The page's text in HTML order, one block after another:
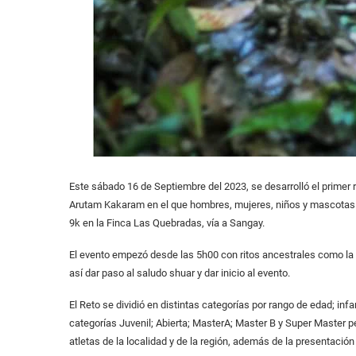
Este sábado 16 de Septiembre del 2023, se desarrolló el
Arutam Kakaram en el que hombres, mujeres, niños y
9k en la Finca Las Quebradas, vía a Sangay.
El evento empezó desde las 5h00 con ritos ancestrales como
así dar paso al saludo shuar y dar inicio al evento.
El Reto se dividió en distintas categorías por rango de edad;
categorías Juvenil; Abierta; MasterA; Master B y Super Master
atletas de la localidad y de la región, además de la